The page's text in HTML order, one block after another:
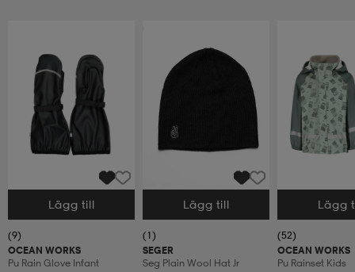
Välj storlek
Lägg till
(9)
OCEAN WORKS
Pu Rain Glove Infant
Välj storlek
Lägg till
(1)
SEGER
Seg Plain Wool Hat Jr
Välj storlek
Lägg
(52)
OCEAN WORKS
Pu Rainset Kids